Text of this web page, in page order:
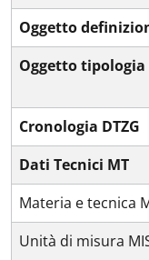
Oggetto
Oggetto tipologia
Cronologia DTZG
Dati Tecnici MT
Materia e tecnica
Unità di misura